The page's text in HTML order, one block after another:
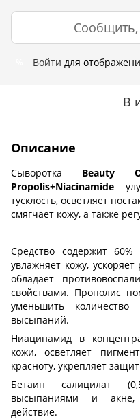
Сообщить,
Войти для
В
Описание
Сыворотка Beauty
Propolis+Niacinamide
тусклость, осветляет
смягчает кожу, а также
Средство содержит
увлажняет кожу,
обладает
свойствами. Прополис
уменьшить количество
высыпаний.
Ниацинамид в
кожи, осветляет
красноту, укрепляет
Бетаин салицилат
высыпаниями и акне,
действие.